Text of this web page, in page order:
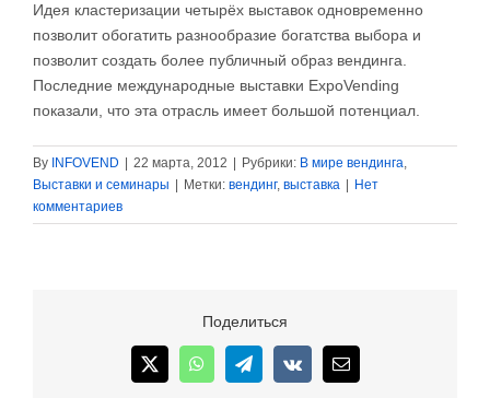
Идея кластеризации четырёх выставок одновременно
позволит обогатить разнообразие богатства выбора и
позволит создать более публичный образ вендинга.
Последние международные выставки ExpoVending
показали, что эта отрасль имеет большой потенциал.
By INFOVEND 22 марта, 2012 Рубрики: В мире вендинга,
Выставки и семинары
Метки: вендинг, выставка
Нет
комментариев
Поделиться
X WhatsAppTelegram
Vk Email